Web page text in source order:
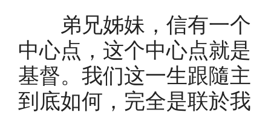
弟兄姊妹，信有一个
中心点，这个中心点就是
基督。我们这一生跟隨主
到底如何，完全是联於我